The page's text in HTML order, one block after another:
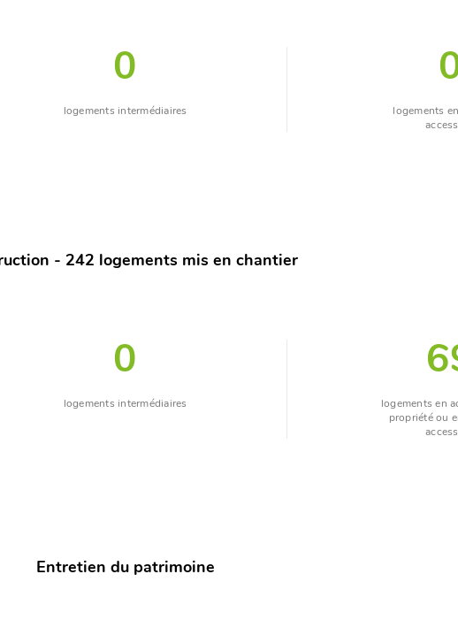
0
logements intermédiaires
logements
- 242 logements mis en chantier
0
logements intermédiaires
logements en
propriété ou
Entretien du patrimoine